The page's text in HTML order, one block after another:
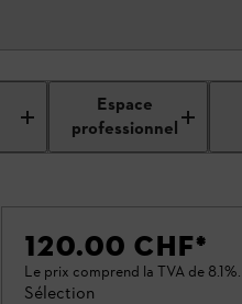
Espace
professionnel
120.00 CHF*
Le prix comprend la TVA de 8.1%.
Sélection